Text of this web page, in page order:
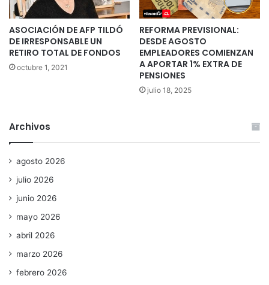
ASOCIACIÓN DE AFP TILDÓ
DE IRRESPONSABLE UN
RETIRO TOTAL DE FONDOS
octubre 1, 2021
REFORMA PREVISIONAL:
DESDE AGOSTO
EMPLEADORES COMIENZAN
A APORTAR 1% EXTRA DE
PENSIONES
julio 18, 2025
Archivos
agosto 2026
julio 2026
junio 2026
mayo 2026
abril 2026
marzo 2026
febrero 2026